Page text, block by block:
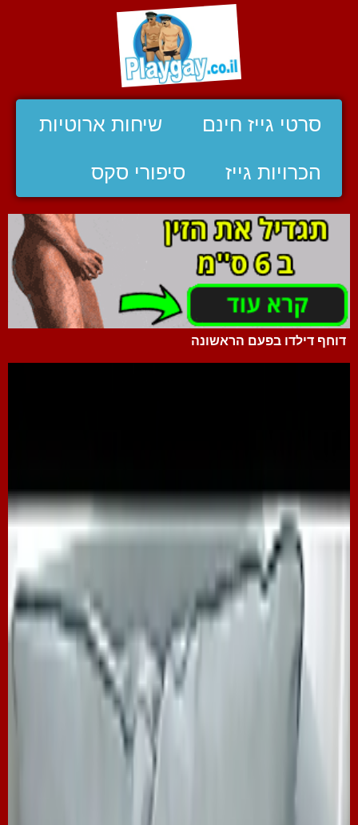
סרטי גייז חינם שיחות ארוטיות
הכרויות גייז סיפורי סקס
דוחף דילדו בפעם הראשונה